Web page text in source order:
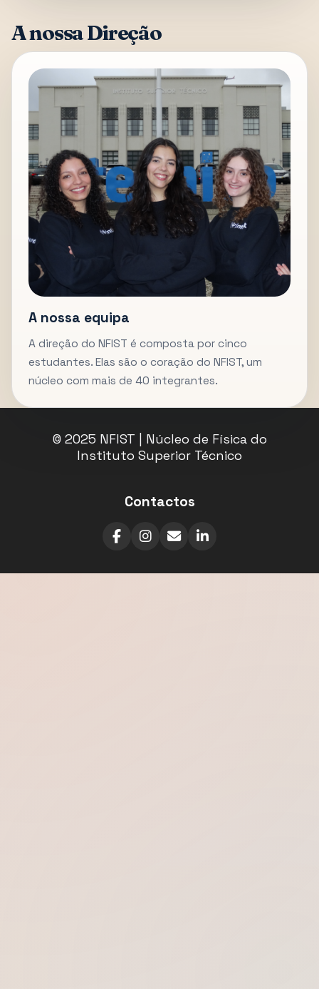
A nossa Direção
A nossa equipa
A direção do NFIST é composta por cinco
estudantes. Elas são o coração do NFIST, um
núcleo com mais de 40 integrantes.
© 2025 NFIST | Núcleo de Física do
Instituto Superior Técnico
Contactos